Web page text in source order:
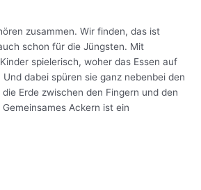
zusammen. Wir finden, das ist
schon für die Jüngsten. Mit
spielerisch, woher das Essen auf
dabei spüren sie ganz nebenbei den
Erde zwischen den Fingern und den
Ackern ist ein